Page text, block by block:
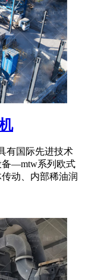
有国际先进技术
备—mtw系列欧式
动、内部稀油润